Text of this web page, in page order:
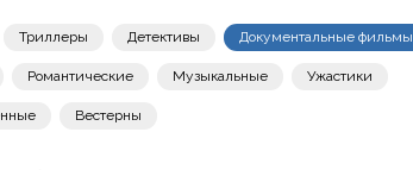
Триллеры Детективы Документальные фильмы
Романтические Музыкальные Ужастики
Вестерны